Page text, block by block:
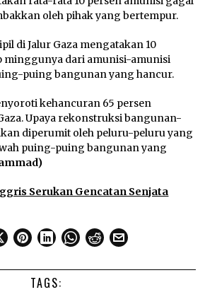
oleh pihak yang bertempur.
di Jalur Gaza mengatakan 10
minggunya dari amunisi-amunisi
puing bangunan yang hancur.
kehancuran 65 persen
Upaya rekonstruksi bangunan-
diperumit oleh peluru-peluru yang
puing-puing bangunan yang
Serukan Gencatan Senjata
TAGS: